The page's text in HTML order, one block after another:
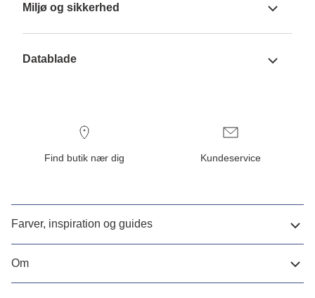
Miljø og sikkerhed
Datablade
Find butik nær dig Kundeservice
Farver, inspiration og guides
Om